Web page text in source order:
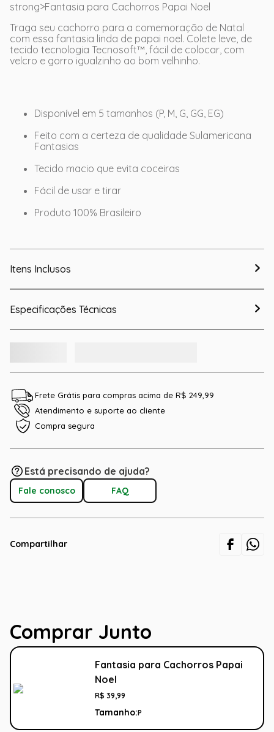
strong>Fantasia para Cachorros Papai Noel
Traga seu cachorro para a comemoração de Natal
com essa fantasia linda de papai noel. Colete leve, de
tecido tecnologia Tecnosoft™, fácil de colocar, com
velcro e gorro igualzinho ao bom velhinho.
Disponível em 5 tamanhos (P, M, G, GG, EG)
Feito com a certeza de qualidade Sulamericana
Fantasias
Tecido macio que evita coceiras
Fácil de usar e tirar
Produto 100% Brasileiro
Itens Inclusos
Especificações Técnicas
Frete Grátis para compras acima de R$ 249,99
Atendimento e suporte ao cliente
Compra segura
Está precisando de ajuda?
Fale conosco FAQ
Compartilhar
Comprar Junto
Fantasia para Cachorros Papai
Noel
R$ 39,99
Tamanho:P